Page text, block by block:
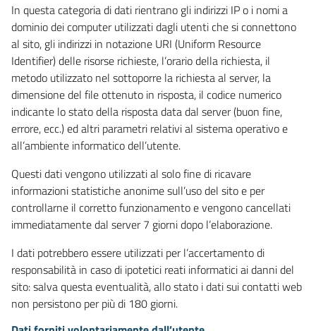
In questa categoria di dati rientrano gli indirizzi IP o i nomi a
dominio dei computer utilizzati dagli utenti che si connettono
al sito, gli indirizzi in notazione URI (Uniform Resource
Identifier) delle risorse richieste, l’orario della richiesta, il
metodo utilizzato nel sottoporre la richiesta al server, la
dimensione del file ottenuto in risposta, il codice numerico
indicante lo stato della risposta data dal server (buon fine,
errore, ecc.) ed altri parametri relativi al sistema operativo e
all’ambiente informatico dell’utente.
Questi dati vengono utilizzati al solo fine di ricavare
informazioni statistiche anonime sull’uso del sito e per
controllarne il corretto funzionamento e vengono cancellati
immediatamente dal server 7 giorni dopo l’elaborazione.
I dati potrebbero essere utilizzati per l’accertamento di
responsabilità in caso di ipotetici reati informatici ai danni del
sito: salva questa eventualità, allo stato i dati sui contatti web
non persistono per più di 180 giorni.